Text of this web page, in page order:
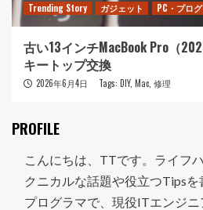
Trending Story ガジェット PC・プロ
古い13インチMacBook Pro（
キートップ交換
2026年6月4日 Tags: DIY, Mac 修理
PROFILE
こんにちは、TTです。ライフ
クニカルな話題や役立つTips
プログラマで、現役ITエンジ